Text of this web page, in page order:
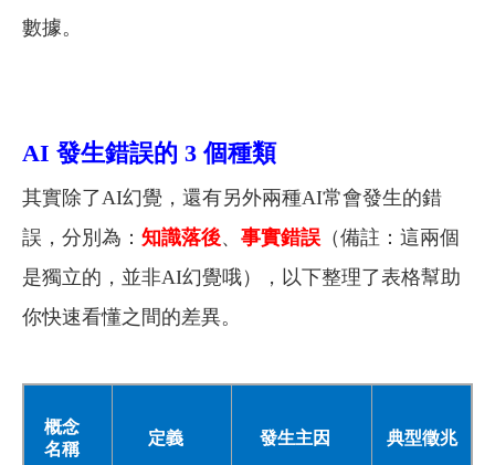
數據。
AI 發生錯誤的 3 個種類
其實除了AI幻覺，還有另外兩種AI常會發生的錯
誤，分別為： 知識落後、 事實錯誤 （備註：這兩個
是獨立的，並非AI幻覺哦），以下整理了表格幫助
你快速看懂之間的差異。
概念
名稱
定義 發生主因 典型徵兆